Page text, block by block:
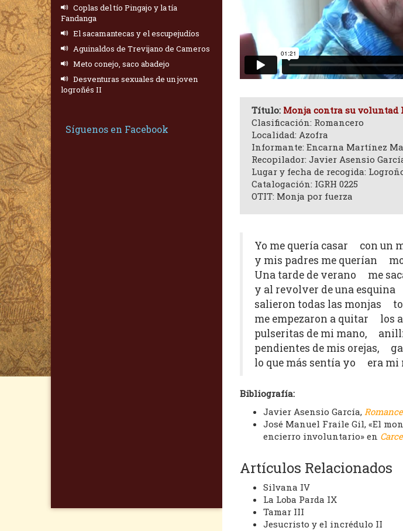
Coplas del tío Pingajo y la tía
Fandanga
El sacamantecas y el escupejudíos
Aguinaldos de Trevijano de Cameros
Meto conejo, saco abadejo
Desventuras sexuales de un joven
logroñés II
Síguenos en Facebook
Título: Monja contra su voluntad
Clasificación: Romancero
Localidad: Azofra
Informante: Encarna Martínez
Recopilador: Javier Asensio
Lugar y fecha de recogida:
Catalogación: IGRH 0225
OTIT: Monja por fuerza
Yo me quería casar con un
y mis padres me querían
Una tarde de verano me
y al revolver de una
salieron todas las monjas
me empezaron a quitar los
pulseritas de mi mano,
pendientes de mis orejas,
lo que más sentía yo era mi
Bibliografía:
Javier Asensio García,
José Manuel Fraile Gil, «El
encierro involuntario» en
Artículos Relacionados
Silvana IV
La Loba Parda IX
Tamar III
Jesucristo y el incrédulo II